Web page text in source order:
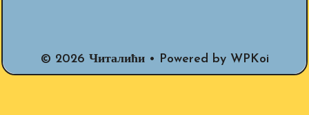
© 2026 Читалићи• Powered by WPKoi